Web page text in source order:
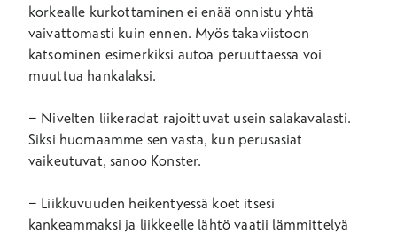
korkealle kurkottaminen ei enää onnistu yhtä
vaivattomasti kuin ennen. Myös takaviistoon
katsominen esimerkiksi autoa peruuttaessa voi
muuttua hankalaksi.
− Nivelten liikeradat rajoittuvat usein salakavalasti.
Siksi huomaamme sen vasta, kun perusasiat
vaikeutuvat, sanoo Konster.
− Liikkuvuuden heikentyessä koet itsesi
kankeammaksi ja liikkeelle lähtö vaatii lämmittelyä